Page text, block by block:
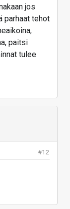
jos
parhaat tehot
paitsi
tulee
#12